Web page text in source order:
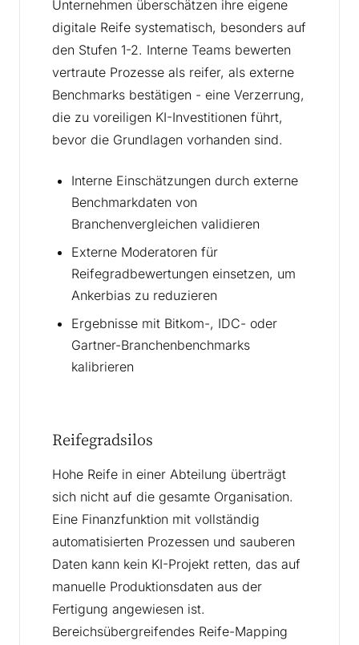
Unternehmen überschätzen ihre eigene
digitale Reife systematisch, besonders auf
den Stufen 1-2. Interne Teams bewerten
vertraute Prozesse als reifer, als externe
Benchmarks bestätigen - eine Verzerrung,
die zu voreiligen KI-Investitionen führt,
bevor die Grundlagen vorhanden sind.
Interne Einschätzungen durch externe
Benchmarkdaten von
Branchenvergleichen validieren
Externe Moderatoren für
Reifegradbewertungen einsetzen, um
Ankerbias zu reduzieren
Ergebnisse mit Bitkom-, IDC- oder
Gartner-Branchenbenchmarks
kalibrieren
Reifegradsilos
Hohe Reife in einer Abteilung überträgt
sich nicht auf die gesamte Organisation.
Eine Finanzfunktion mit vollständig
automatisierten Prozessen und sauberen
Daten kann kein KI-Projekt retten, das auf
manuelle Produktionsdaten aus der
Fertigung angewiesen ist.
Bereichsübergreifendes Reife-Mapping